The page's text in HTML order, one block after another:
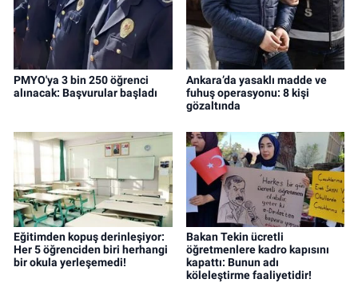
PMYO'ya 3 bin 250 öğrenci
alınacak: Başvurular başladı
Ankara’da yasaklı madde ve
fuhuş operasyonu: 8 kişi
gözaltında
Eğitimden kopuş derinleşiyor:
Her 5 öğrenciden biri herhangi
bir okula yerleşemedi!
Bakan Tekin ücretli
öğretmenlere kadro kapısını
kapattı: Bunun adı
köleleştirme faaliyetidir!